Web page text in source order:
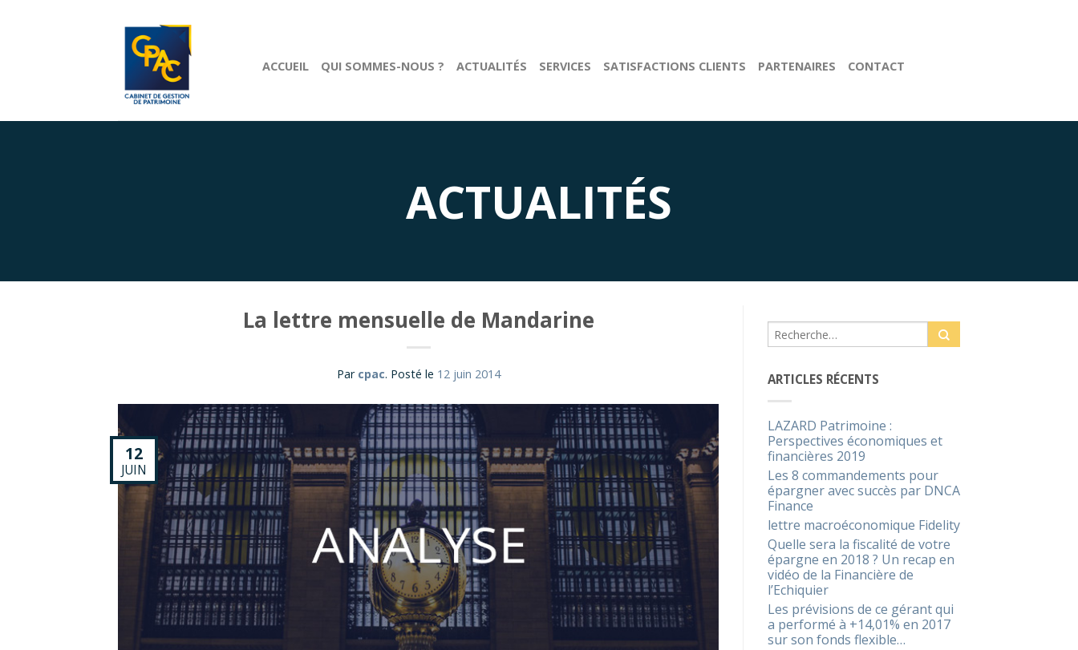
ACCUEIL QUI SOMMES-NOUS ? ACTUALITÉS SERVICES SATISFACTIONS CLIENTS PARTENAIRES CONTACT
ACTUALITÉS
La lettre mensuelle de Mandarine
Par cpac. Posté le 12 juin 2014
12
JUIN
ARTICLES RÉCENTS
LAZARD Patrimoine :
Perspectives économiques et
financières 2019
Les 8 commandements pour
épargner avec succès par DNCA
Finance
lettre macroéconomique Fidelity
Quelle sera la fiscalité de votre
épargne en 2018 ? Un recap en
vidéo de la Financière de
l’Echiquier
Les prévisions de ce gérant qui
a performé à +14,01% en 2017
sur son fonds flexible…